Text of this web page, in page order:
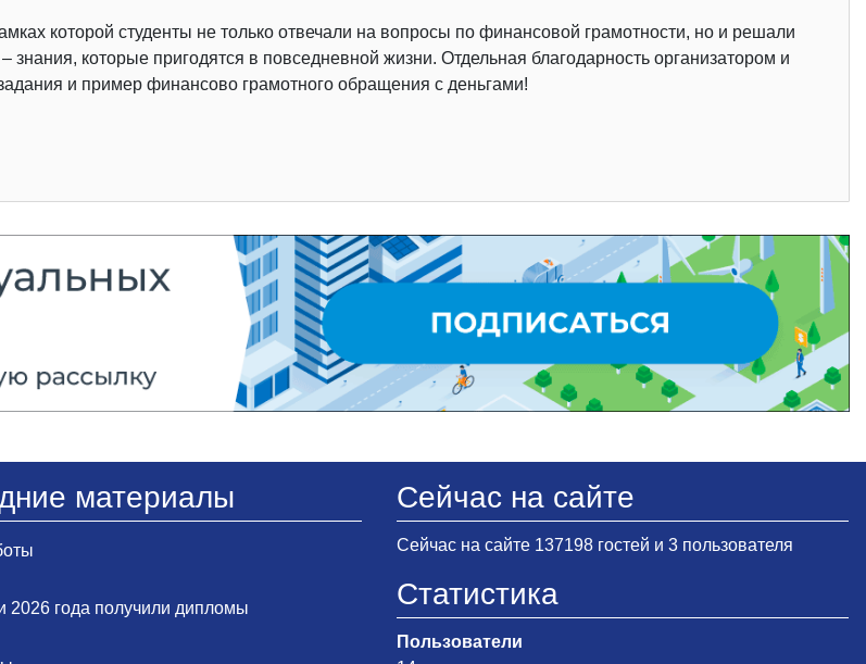
которой студенты не только отвечали на вопросы по финансовой грамотности, но и решали
которые пригодятся в повседневной жизни. Отдельная благодарность организатором и
и пример финансово грамотного обращения с деньгами!
материалы
2026 года получили дипломы
Сейчас на сайте
Сейчас на сайте 137198 гостей и 3 пользователя
Статистика
Пользователи